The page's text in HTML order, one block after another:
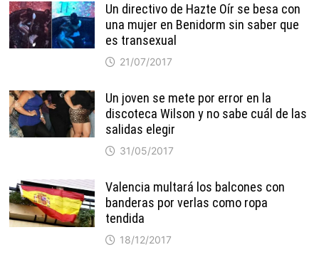
Un directivo de Hazte Oír se besa con
una mujer en Benidorm sin saber que
es transexual
21/07/2017
Un joven se mete por error en la
discoteca Wilson y no sabe cuál de las
salidas elegir
31/05/2017
Valencia multará los balcones con
banderas por verlas como ropa
tendida
18/12/2017